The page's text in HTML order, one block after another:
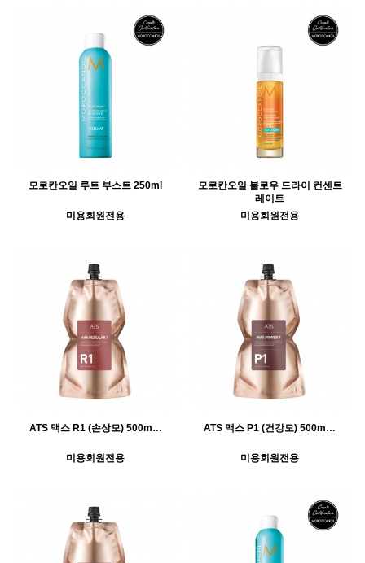
모로칸오일 루트 부스트 250ml
미용회원전용
모로칸오일 블로우 드라이 컨센트
레이트
미용회원전용
ATS 맥스 R1 (손상모) 500m…
미용회원전용
ATS 맥스 P1 (건강모) 500m…
미용회원전용